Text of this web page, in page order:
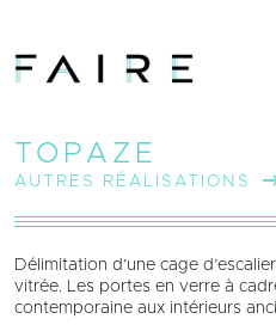
TOPAZE
AUTRES RÉALISATIONS
Délimitation d’une cage
vitrée. Les portes en verre à
contemporaine aux intérieurs